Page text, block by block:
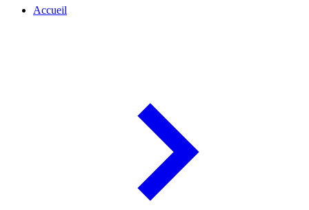
Accueil